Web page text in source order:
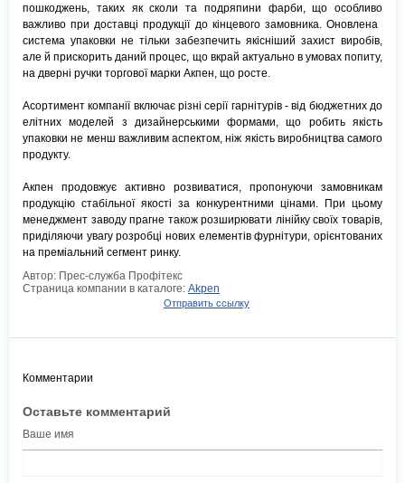
пошкоджень, таких як сколи та подряпини фарби, що особливо
важливо при доставці продукції до кінцевого замовника. Оновлена ​​
система упаковки не тільки забезпечить якісніший захист виробів,
але й прискорить даний процес, що вкрай актуально в умовах попиту,
на дверні ручки торгової марки Акпен, що росте.
Асортимент компанії включає різні серії гарнітурів - від бюджетних до
елітних моделей з дизайнерськими формами, що робить якість
упаковки не менш важливим аспектом, ніж якість виробництва самого
продукту.
Акпен продовжує активно розвиватися, пропонуючи замовникам
продукцію стабільної якості за конкурентними цінами. При цьому
менеджмент заводу прагне також розширювати лінійку своїх товарів,
приділяючи увагу розробці нових елементів фурнітури, орієнтованих
на преміальний сегмент ринку.
Автор: Прес-служба Профітекс
Страница компании в каталоге: Akpen
Отправить ссылку
Комментарии
Оставьте комментарий
Ваше имя